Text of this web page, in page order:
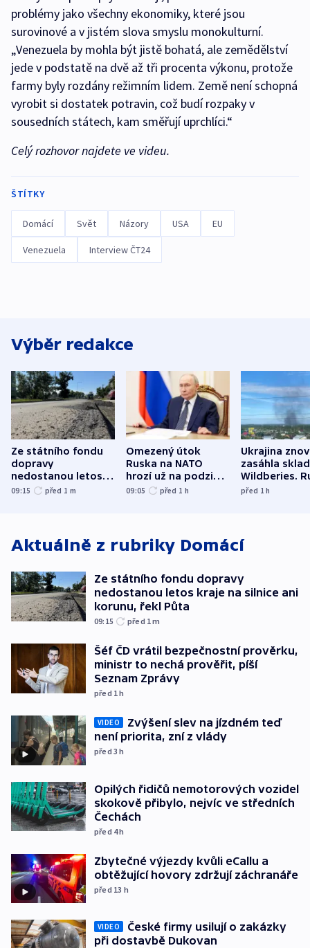
problémy jako všechny ekonomiky, které jsou
surovinové a v jistém slova smyslu monokulturní.
„Venezuela by mohla být jistě bohatá, ale zemědělství
jede v podstatě na dvě až tři procenta výkonu, protože
farmy byly rozdány režimním lidem. Země není schopná
vyrobit si dostatek potravin, což budí rozpaky v
sousedních státech, kam směřují uprchlíci.“
Celý rozhovor najdete ve videu.
ŠTÍTKY
Domácí Svět Názory USA EU
Venezuela Interview ČT24
Výběr redakce
Ze státního fondu
dopravy
nedostanou letos
kraje na silnice ani
09:15 před 1 m
Omezený útok
Ruska na NATO
hrozí už na podzim,
varují tajné služby
09:05 před 1 h
Ukrajina
zasáhla
Wildberies.
útočili v
před 1h
Aktuálně z rubriky Domácí
Ze státního fondu dopravy
nedostanou letos kraje na silnice ani
korunu, řekl Půta
09:15 před 1m
Šéf ČD vrátil bezpečnostní prověrku,
ministr to nechá prověřit, píší
Seznam Zprávy
před 1h
VIDEO
Zvýšení slev na jízdném teď
není priorita, zní z vlády
před 3h
Opilých řidičů nemotorových vozidel
skokově přibylo, nejvíc ve středních
Čechách
před 4h
Zbytečné výjezdy kvůli eCallu a
obtěžující hovory zdržují záchranáře
před 13 h
VIDEO
České firmy usilují o zakázky
při dostavbě Dukovan